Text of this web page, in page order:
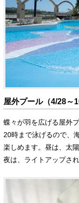
屋外プール（4/28～
蝶々が羽を広げる屋外
20時まで泳げるので、
楽しめます。昼は、太
夜は、ライトアップさ